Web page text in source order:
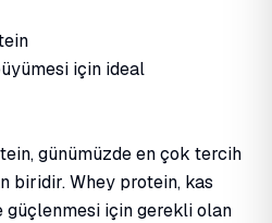
için ideal
günümüzde en çok tercih
biridir. Whey protein, kas
güçlenmesi için gerekli olan